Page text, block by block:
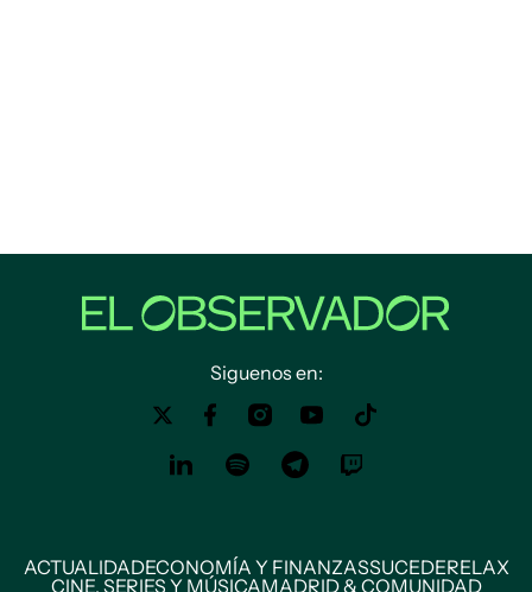
Siguenos en:
ACTUALIDADECONOMÍA Y FINANZASSUCEDERELAX
CINE, SERIES Y MÚSICAMADRID & COMUNIDAD